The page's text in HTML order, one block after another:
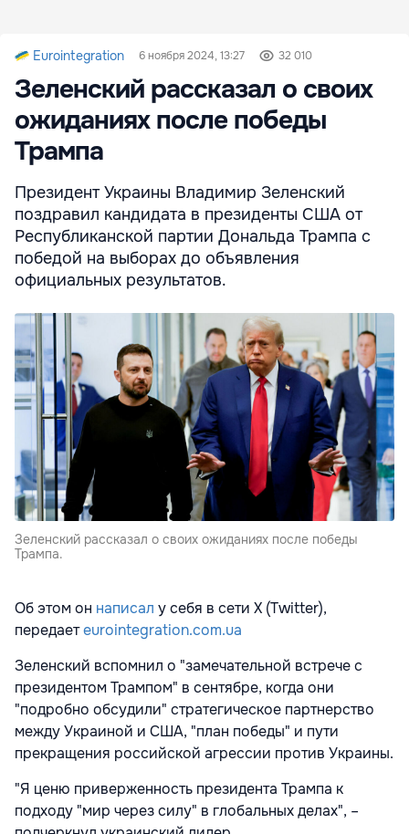
Eurointegration 6 ноября 2024, 13:27 32 010
Зеленский рассказал о своих
ожиданиях после победы
Трампа
Президент Украины Владимир Зеленский
поздравил кандидата в президенты США от
Республиканской партии Дональда Трампа с
победой на выборах до объявления
официальных результатов.
Зеленский рассказал о своих ожиданиях после победы
Трампа.
Об этом он написал у себя в сети X (Twitter),
передаетeurointegration.com.ua
Зеленский вспомнил о "замечательной встрече с
президентом Трампом" в сентябре, когда они
"подробно обсудили" стратегическое партнерство
между Украиной и США, "план победы" и пути
прекращения российской агрессии против Украины.
"Я ценю приверженность президента Трампа к
подходу "мир через силу" в глобальных делах", –